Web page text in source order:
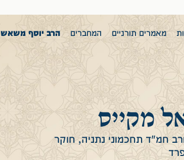
מאמרים תורניים המחברים הרב יוסף משאש
מקייס
חמ"ד תחכמוני נתניה, חוקר